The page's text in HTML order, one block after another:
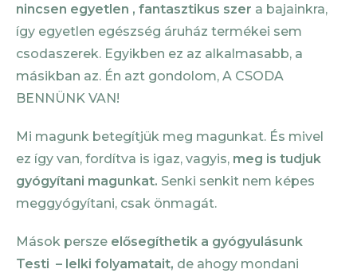
nincsen egyetlen , fantasztikus szer a bajainkra,
így egyetlen egészség áruház termékei sem
csodaszerek. Egyikben ez az alkalmasabb, a
másikban az. Én azt gondolom, A CSODA
BENNÜNK VAN!
Mi magunk betegítjük meg magunkat. És mivel
ez így van, fordítva is igaz, vagyis, meg is tudjuk
gyógyítani magunkat. Senki senkit nem képes
meggyógyítani, csak önmagát.
Mások persze elősegíthetik a gyógyulásunk
Testi – lelki folyamatait, de ahogy mondani